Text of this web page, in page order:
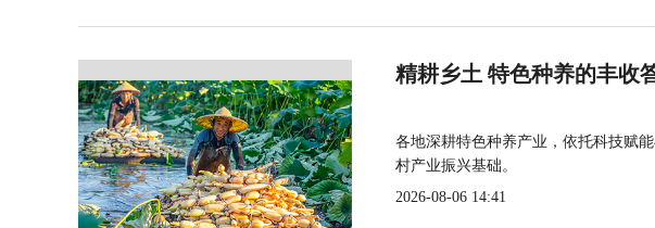
精耕乡土 特色种养的丰收
各地深耕特色种养产业，依托科技赋
村产业振兴基础。
2026-08-06 14:41